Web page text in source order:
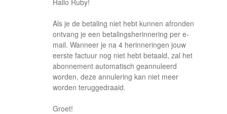
Hallo Ruby!
Als je de betaling niet hebt kunnen afronden
ontvang je een betalingsherinnering per e-
mail. Wanneer je na 4 herinneringen jouw
eerste factuur nog niet hebt betaald, zal het
abonnement automatisch geannuleerd
worden, deze annulering kan niet meer
worden teruggedraaid.
Groet!